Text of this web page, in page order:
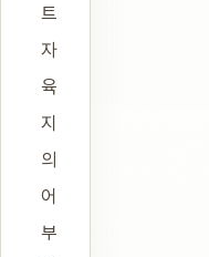
트
자
육
지
의
어
부